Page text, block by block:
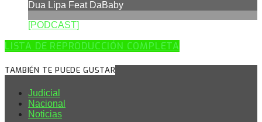
Dua Lipa Feat DaBaby
[PODCAST]
LISTA DE REPRODUCCIÓN COMPLETA
TAMBIÉN TE PUEDE GUSTAR
Judicial
Nacional
Noticias